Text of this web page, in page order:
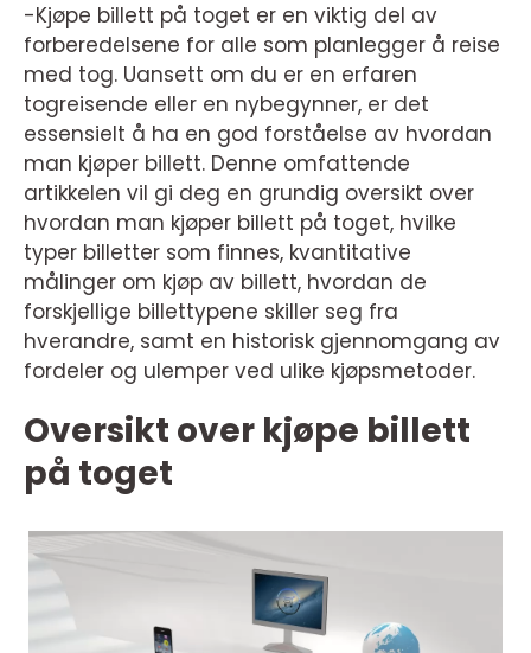
-Kjøpe billett på toget er en viktig del av
forberedelsene for alle som planlegger å reise
med tog. Uansett om du er en erfaren
togreisende eller en nybegynner, er det
essensielt å ha en god forståelse av hvordan
man kjøper billett. Denne omfattende
artikkelen vil gi deg en grundig oversikt over
hvordan man kjøper billett på toget, hvilke
typer billetter som finnes, kvantitative
målinger om kjøp av billett, hvordan de
forskjellige billettypene skiller seg fra
hverandre, samt en historisk gjennomgang av
fordeler og ulemper ved ulike kjøpsmetoder.
Oversikt over kjøpe billett
på toget